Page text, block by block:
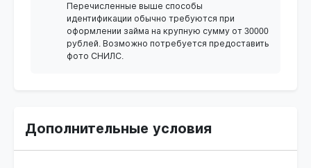
Перечисленные выше способы
идентификации обычно требуются при
оформлении займа на крупную сумму от 30000
рублей. Возможно потребуется предоставить
фото СНИЛС.
Дополнительные условия